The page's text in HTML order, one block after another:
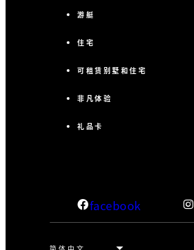
游艇
住宅
可租赁别墅和住宅
非凡体验
礼品卡
facebook